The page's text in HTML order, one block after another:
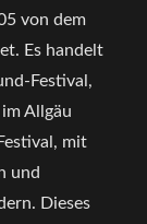
von dem
Es handelt
Festival,
Allgäu
mit
und
Dieses